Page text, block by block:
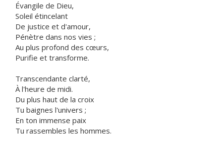
Évangile de Dieu,
Soleil étincelant
De justice et d'amour,
Pénètre dans nos vies ;
Au plus profond des cœurs,
Purifie et transforme.
Transcendante clarté,
À l'heure de midi.
Du plus haut de la croix
Tu baignes l'univers ;
En ton immense paix
Tu rassembles les hommes.